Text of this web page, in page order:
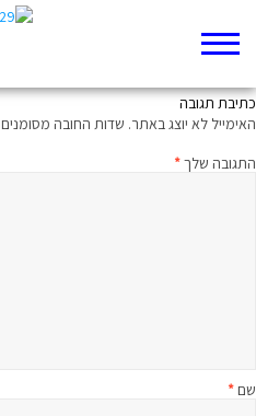
כתיבת תגובה
האימייל לא יוצג באתר. שדות החובה מסומנים
התגובה שלך*
שם*